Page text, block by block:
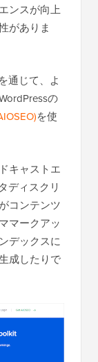
ンスが向上
がありま
を通じて、よ
の
を使
キャストエ
ディスクリ
コンテンツ
マークアッ
デックスに
成したりで